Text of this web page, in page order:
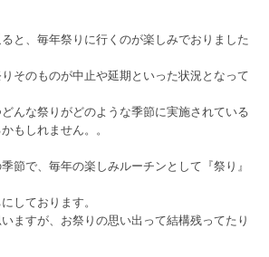
と、毎年祭りに行くのが楽しみでおりました
そのものが中止や延期といった状況となって
んな祭りがどのような季節に実施されている
もしれません。。
節で、毎年の楽しみルーチンとして『祭り』
しております。
ますが、お祭りの思い出って結構残ってたり